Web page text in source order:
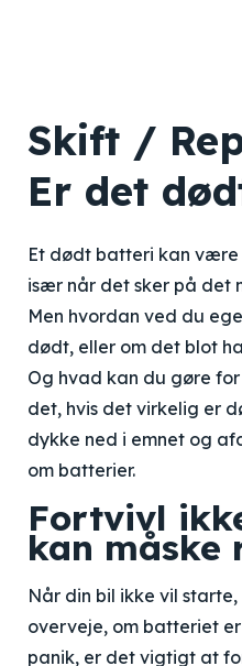
Skift /
Er det
Et dødt batteri kan være
især når det sker på det
Men hvordan ved du
dødt, eller om det blot
Og hvad kan du gøre
det, hvis det virkelig er
dykke ned i emnet og
om batterier.
Fortvivl
kan måske
Når din bil ikke vil
overveje, om batteriet
panik, er det vigtigt at